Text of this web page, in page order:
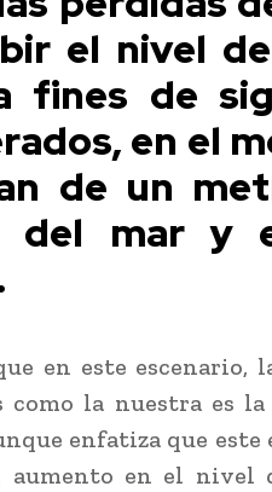
el nivel
fines de
en el
de un
del mar y
en este escenario,
como la nuestra es
enfatiza que este
aumento en el nivel